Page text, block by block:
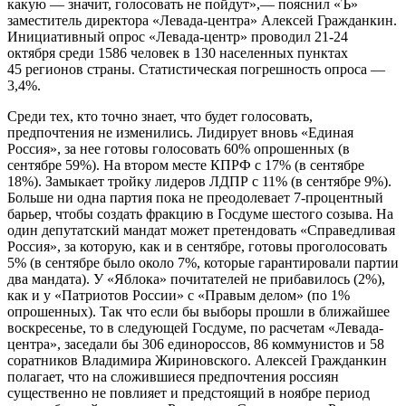
какую — значит, голосовать не пойдут»,— пояснил «Ъ»
заместитель директора «Левада-центра» Алексей Гражданкин.
Инициативный опрос «Левада-центр» проводил 21-24
октября среди 1586 человек в 130 населенных пунктах
45 регионов страны. Статистическая погрешность опроса —
3,4%.
Среди тех, кто точно знает, что будет голосовать,
предпочтения не изменились. Лидирует вновь «Единая
Россия», за нее готовы голосовать 60% опрошенных (в
сентябре 59%). На втором месте КПРФ с 17% (в сентябре
18%). Замыкает тройку лидеров ЛДПР с 11% (в сентябре 9%).
Больше ни одна партия пока не преодолевает 7-процентный
барьер, чтобы создать фракцию в Госдуме шестого созыва. На
один депутатский мандат может претендовать «Справедливая
Россия», за которую, как и в сентябре, готовы проголосовать
5% (в сентябре было около 7%, которые гарантировали партии
два мандата). У «Яблока» почитателей не прибавилось (2%),
как и у «Патриотов России» с «Правым делом» (по 1%
опрошенных). Так что если бы выборы прошли в ближайшее
воскресенье, то в следующей Госдуме, по расчетам «Левада-
центра», заседали бы 306 единороссов, 86 коммунистов и 58
соратников Владимира Жириновского. Алексей Гражданкин
полагает, что на сложившиеся предпочтения россиян
существенно не повлияет и предстоящий в ноябре период